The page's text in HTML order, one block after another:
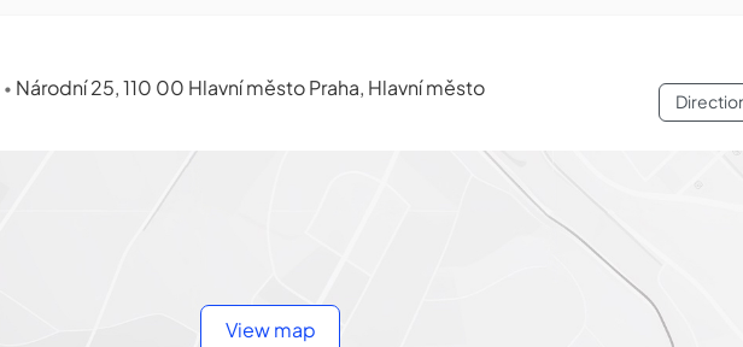
• Národní 25, 110 00 Hlavní město Praha, Hlavní město
View map